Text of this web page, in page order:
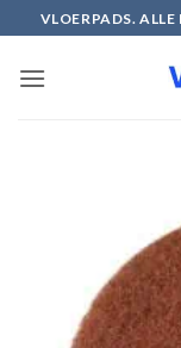
naar
inhoud
VLOERPADS.